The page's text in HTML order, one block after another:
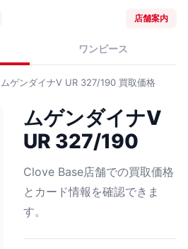
店舗案内
ワンピース
ムゲンダイナV UR 327/190 買取価格
ムゲンダイナV
UR 327/190
Clove Base店舗での買取価格
とカード情報を確認できま
す。